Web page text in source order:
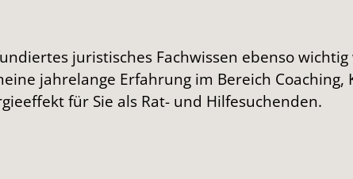
juristisches Fachwissen ebenso
jahrelange Erfahrung im Bereich
für Sie als Rat- und Hilfesuchenden.